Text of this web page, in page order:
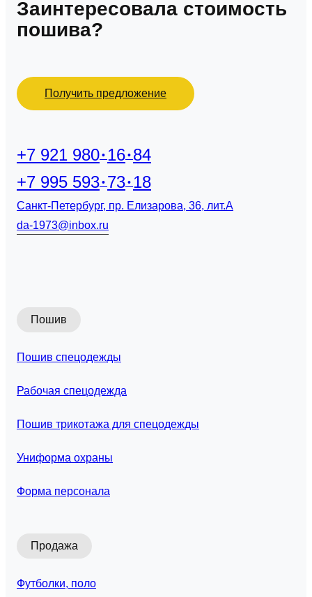
Заинтересовала стоимость
пошива?
Получить предложение
+7 921 980 16 84
+7 995 593 73 18
Санкт-Петербург, пр. Елизарова, 36, лит.А
da-1973@inbox.ru
Пошив
Пошив спецодежды
Рабочая спецодежда
Пошив трикотажа для спецодежды
Униформа охраны
Форма персонала
Продажа
Футболки, поло